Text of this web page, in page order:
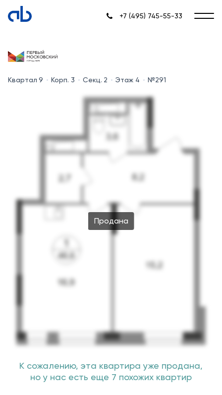
+7 (495) 745-55-33
Квартал 9 Корп. 3 Секц. 2 Этаж 4 №291
Продана
К сожалению, эта квартира уже продана,
но у нас есть еще 7 похожих квартир